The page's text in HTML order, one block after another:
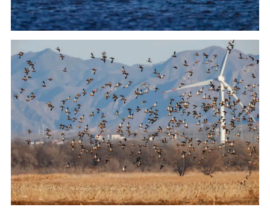
得天独厚的生态条件
让这里成为享誉京津冀的优质观鸟胜地